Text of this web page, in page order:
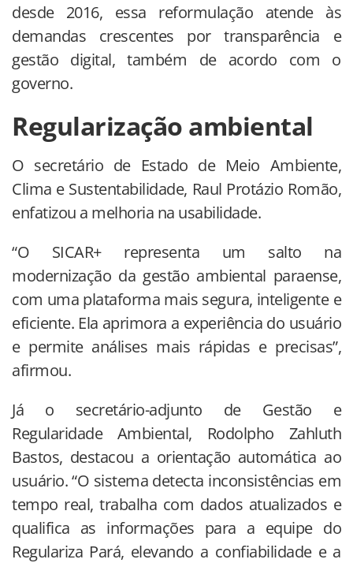
desde 2016, essa reformulação atende às
demandas crescentes por transparência e
gestão digital, também de acordo com o
governo.
Regularização ambiental
O secretário de Estado de Meio Ambiente,
Clima e Sustentabilidade, Raul Protázio Romão,
enfatizou a melhoria na usabilidade.
“O SICAR+ representa um salto na
modernização da gestão ambiental paraense,
com uma plataforma mais segura, inteligente e
eficiente. Ela aprimora a experiência do usuário
e permite análises mais rápidas e precisas”,
afirmou.
Já o secretário-adjunto de Gestão e
Regularidade Ambiental, Rodolpho Zahluth
Bastos, destacou a orientação automática ao
usuário. “O sistema detecta inconsistências em
tempo real, trabalha com dados atualizados e
qualifica as informações para a equipe do
Regulariza Pará, elevando a confiabilidade e a